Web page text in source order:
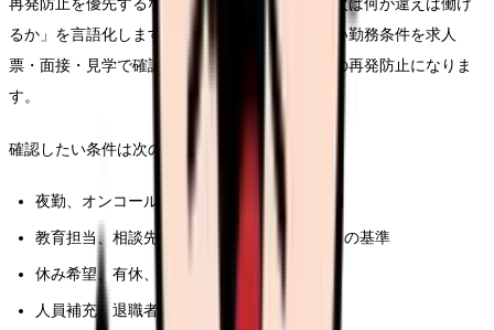
再発防止を優先するなら、求人票を見る前に「次は何が違えば働け
るか」を言語化します。同じ悩みを繰り返さない勤務条件を求人
票・面接・見学で確認することが、このテーマの再発防止になりま
す。
確認したい条件は次の通りです。
夜勤、オンコール、残業、前残業、記録時間
教育担当、相談先、フォロー期間、独り立ちの基準
休み希望、有休、急な休みへの対応
人員補充、退職者が出た時の業務分担